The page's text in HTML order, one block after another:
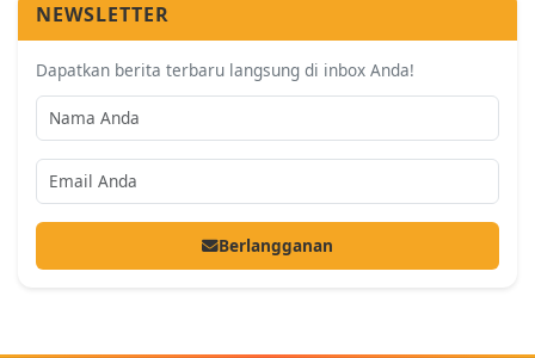
NEWSLETTER
Dapatkan berita terbaru langsung di inbox Anda!
Berlangganan